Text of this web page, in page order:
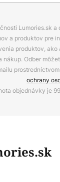
Lumories.sk
a produktov pre
produktov,
nákup. Odber
prostredníctvom
ochrany
objednávky je